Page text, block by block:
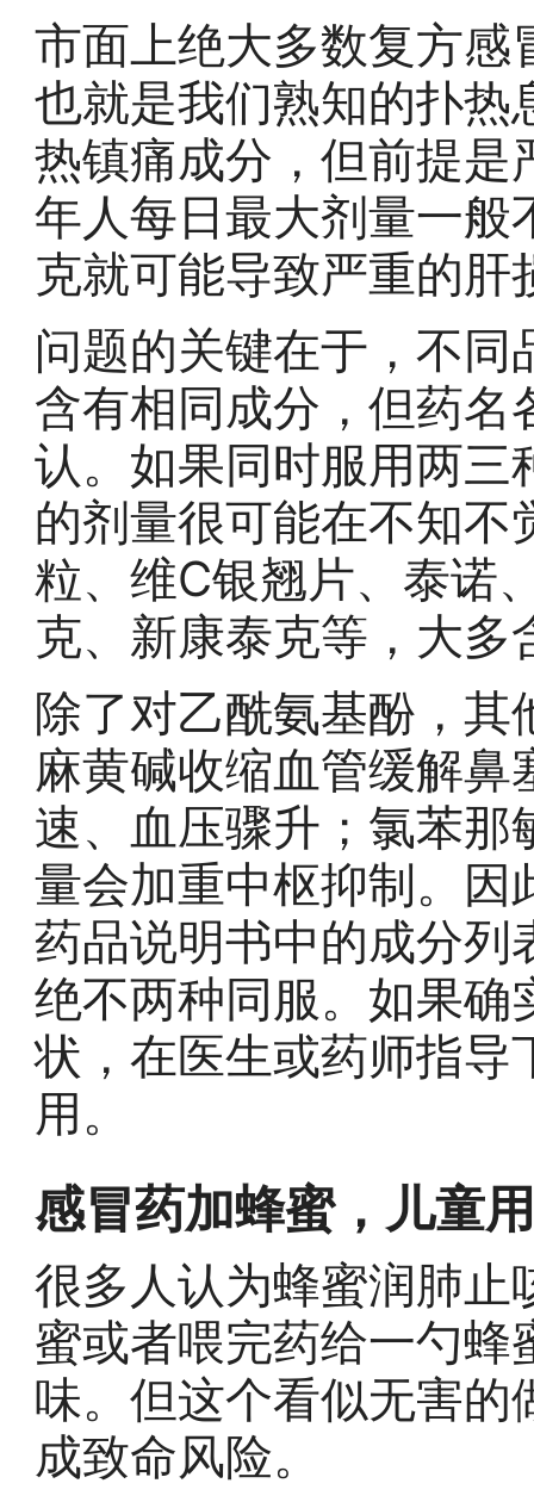
市面上绝大多数复方
也就是我们熟知的扑
热镇痛成分，但前提
年人每日最大剂量一般
克就可能导致严重的
问题的关键在于，不
含有相同成分，但药
认。如果同时服用两
的剂量很可能在不知
粒、维C银翘片、泰诺
克、新康泰克等，大多
除了对乙酰氨基酚，
麻黄碱收缩血管缓解
速、血压骤升；氯苯
量会加重中枢抑制。
药品说明书中的成分
绝不两种同服。如果
状，在医生或药师指
用。
感冒药加蜂蜜，儿童
很多人认为蜂蜜润肺
蜜或者喂完药给一勺
味。但这个看似无害的
成致命风险。